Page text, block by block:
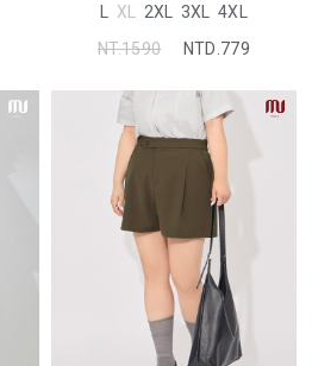
MORE U 中大尺碼裙子
L XL 2XL 3XL 4XL
NT.1590
NTD.779